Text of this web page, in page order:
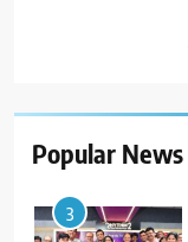
Popular News
3